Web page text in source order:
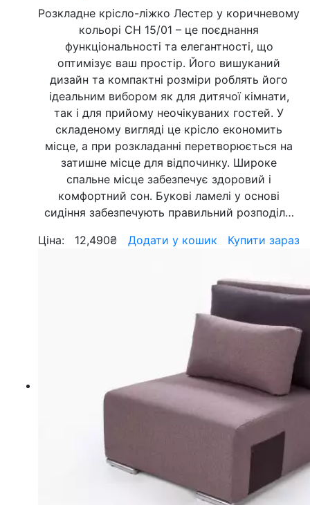
Розкладне крісло-ліжко Лестер у коричневому
кольорі СН 15/01 – це поєднання
функціональності та елегантності, що
оптимізує ваш простір. Його вишуканий
дизайн та компактні розміри роблять його
ідеальним вибором як для дитячої кімнати,
так і для прийому неочікуваних гостей. У
складеному вигляді це крісло економить
місце, а при розкладанні перетворюється на
затишне місце для відпочинку. Широке
спальне місце забезпечує здоровий і
комфортний сон. Букові ламелі у основі
сидіння забезпечують правильний розподіл…
Ціна:
12,490₴ Додати у кошик Купити зараз